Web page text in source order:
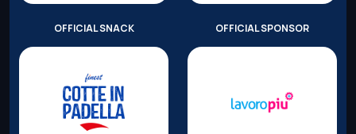
OFFICIAL SNACK OFFICIAL SPONSOR